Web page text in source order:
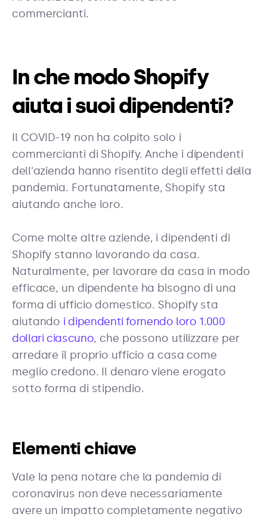
commercianti.
In che modo Shopify
aiuta i suoi dipendenti?
Il COVID-19 non ha colpito solo i
commercianti di Shopify. Anche i dipendenti
dell'azienda hanno risentito degli effetti della
pandemia. Fortunatamente, Shopify sta
aiutando anche loro.
Come molte altre aziende, i dipendenti di
Shopify stanno lavorando da casa.
Naturalmente, per lavorare da casa in modo
efficace, un dipendente ha bisogno di una
forma di ufficio domestico. Shopify sta
aiutando i dipendenti fornendo loro 1.000
dollari ciascuno, che possono utilizzare per
arredare il proprio ufficio a casa come
meglio credono. Il denaro viene erogato
sotto forma di stipendio.
Elementi chiave
Vale la pena notare che la pandemia di
coronavirus non deve necessariamente
avere un impatto completamente negativo